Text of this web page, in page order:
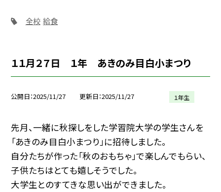
全校 給食
１１月２７日 １年 あきのみ目白小まつり
公開日 2025/11/27 更新日 2025/11/27 １年生
先月、一緒に秋探しをした学習院大学の学生さんを
「あきのみ目白小まつり」に招待しました。
自分たちが作った「秋のおもちゃ」で楽しんでもらい、
子供たちはとても嬉しそうでした。
大学生とのすてきな思い出ができました。